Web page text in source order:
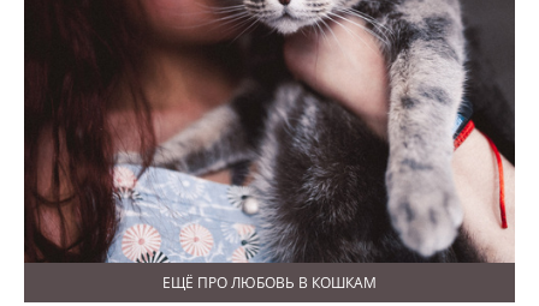
ЕЩЁ ПРО ЛЮБОВЬ В КОШКАМ